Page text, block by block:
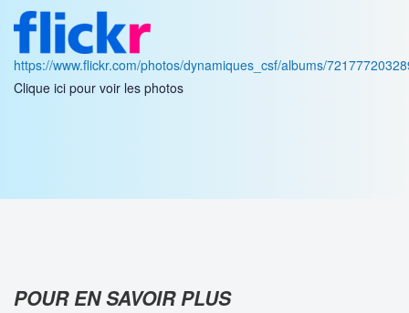
https://www.flickr.com/photos/dynamiques_csf/albums/
Clique ici pour voir les photos
POUR EN SAVOIR PLUS